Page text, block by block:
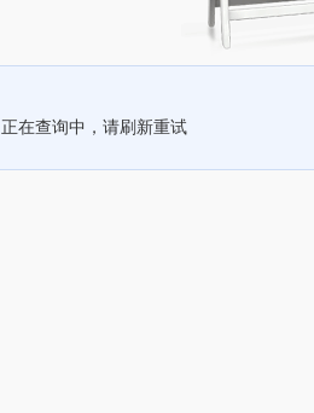
正在查询中，请刷新重试